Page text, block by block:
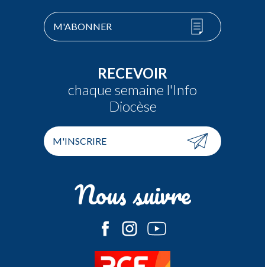
M'ABONNER
RECEVOIR
chaque semaine l'Info
Diocèse
M'INSCRIRE
Nous suivre